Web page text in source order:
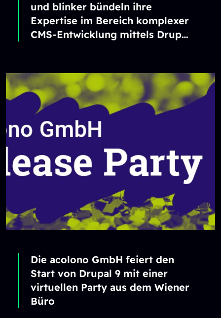
und blinker bündeln ihre
Expertise im Bereich komplexer
CMS-Entwicklung mittels Drupal
Die acolono GmbH feiert den
Start von Drupal 9 mit einer
virtuellen Party aus dem Wiener
Büro